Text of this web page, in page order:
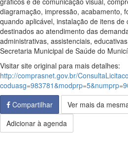
diagramação, impressão, acabamento,
quando aplicável, instalação de itens de
destinados ao atendimento das
administrativas, assistenciais,
Secretaria Municipal de Saúde do
Visitar site original para mais detalhes:
http://comprasnet.gov.br/
Compartilhar
Ver mais da
Adicionar à agenda